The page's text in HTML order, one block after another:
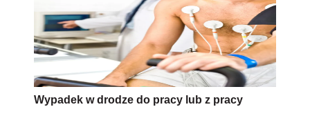
Wypadek w drodze do pracy lub z pracy